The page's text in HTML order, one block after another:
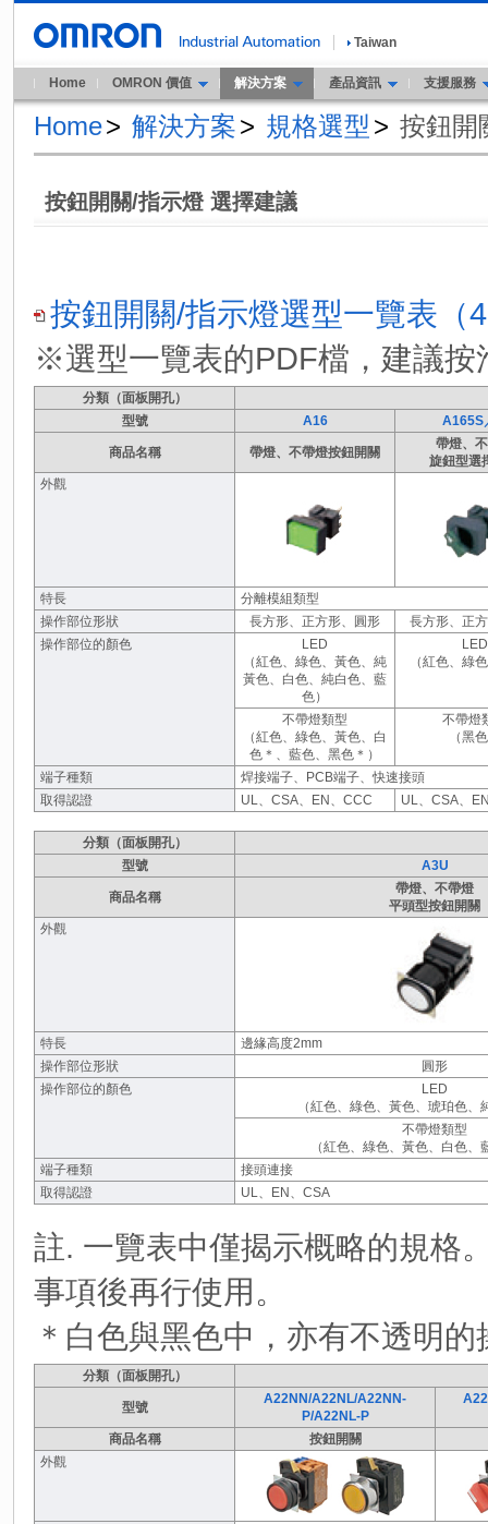
Taiwan
Home OMRON 價值 解決方案 產品資訊 支援服務
Home> 解決方案> 規格選型 > 按鈕開
按鈕開關/指示燈 選擇建議
按鈕開關/指示燈選型一覽表（
※選型一覽表的PDF檔，建議按
分類（面板開孔）
型號
A16 A165S
商品名稱 帶燈、不帶燈按鈕開關
帶燈、
旋鈕型選
外觀
特長
分離模組類型
操作部位形狀
長方形、正方形、圓形
長方形、正
操作部位的顏色
LED
（紅色、綠色、黃色、純
黃色、白色、純白色、藍
色）
LED
（紅色、綠
不帶燈類型
（紅色、綠色、黃色、白
色＊、藍色、黑色＊）
不帶燈
（黑
端子種類
焊接端子、PCB端子、快速接頭
取得認證
UL、CSA、EN、CCC UL、CSA、
分類（面板開孔）
型號
A3U
商品名稱
帶燈、不帶燈
平頭型按鈕開關
外觀
特長
邊緣高度2mm
操作部位形狀
圓形
操作部位的顏色
LED
（紅色、綠色、黃色、琥珀色、
不帶燈類型
（紅色、綠色、黃色、白色、
端子種類
接頭連接
取得認證
UL、EN、CSA
註. 一覽表中僅揭示概略的規格
事項後再行使用。
＊白色與黑色中，亦有不透明
分類（面板開孔）
型號
A22NN/A22NL/A22NN-
P/A22NL-P
商品名稱
按鈕開關
外觀